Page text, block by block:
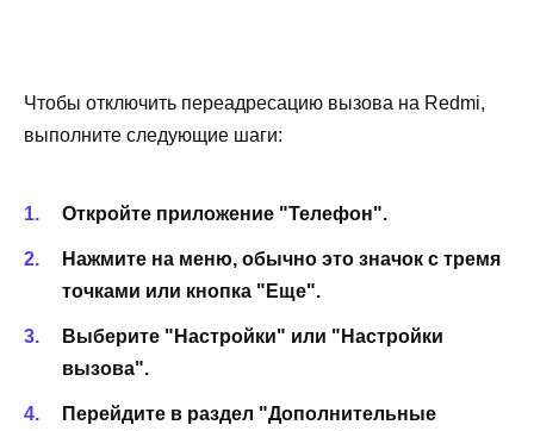
Чтобы отключить переадресацию вызова на Redmi,
выполните следующие шаги:
Откройте приложение "Телефон".
Нажмите на меню, обычно это значок с тремя
точками или кнопка "Еще".
Выберите "Настройки" или "Настройки
вызова".
Перейдите в раздел "Дополнительные